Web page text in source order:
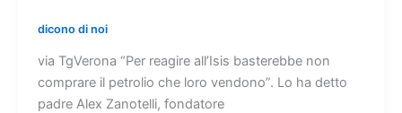
dicono di noi
via TgVerona “Per reagire all’Isis basterebbe non
comprare il petrolio che loro vendono”. Lo ha detto
padre Alex Zanotelli, fondatore